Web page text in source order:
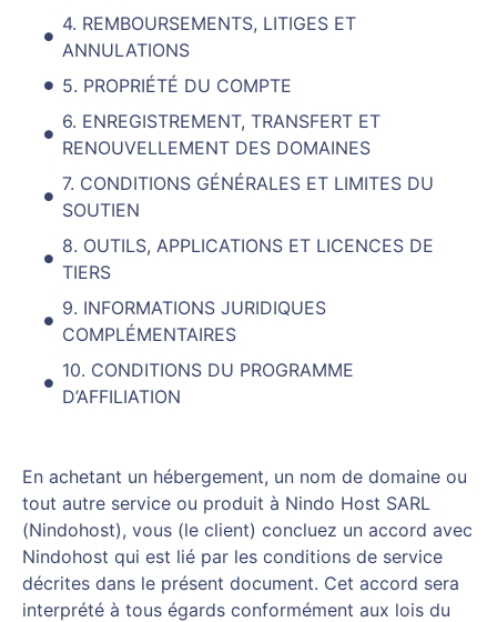
4. REMBOURSEMENTS, LITIGES ET
ANNULATIONS
5. PROPRIÉTÉ DU COMPTE
6. ENREGISTREMENT, TRANSFERT ET
RENOUVELLEMENT DES DOMAINES
7. CONDITIONS GÉNÉRALES ET LIMITES DU
SOUTIEN
8. OUTILS, APPLICATIONS ET LICENCES DE
TIERS
9. INFORMATIONS JURIDIQUES
COMPLÉMENTAIRES
10. CONDITIONS DU PROGRAMME
D’AFFILIATION
En achetant un hébergement, un nom de domaine ou
tout autre service ou produit à Nindo Host SARL
(Nindohost), vous (le client) concluez un accord avec
Nindohost qui est lié par les conditions de service
décrites dans le présent document. Cet accord sera
interprété à tous égards conformément aux lois du